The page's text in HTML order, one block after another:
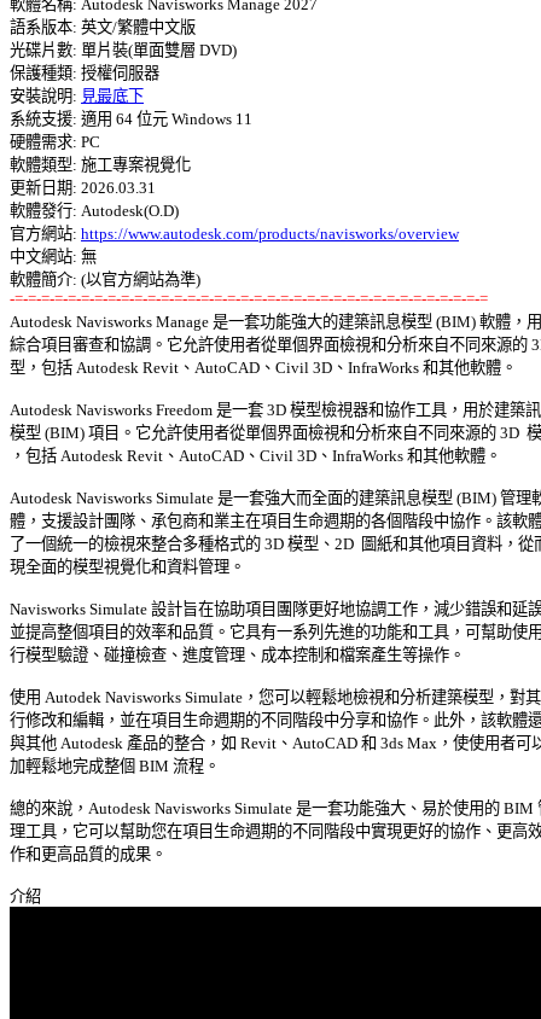
軟體名稱: Autodesk Navisworks Manage 2027
語系版本: 英文/繁體中文版
光碟片數: 單片裝(單面雙層 DVD)
保護種類: 授權伺服器
安裝說明: 見最底下
系統支援: 適用 64 位元 Windows 11
硬體需求: PC
軟體類型: 施工專案視覺化
更新日期: 2026.03.31
軟體發行: Autodesk(O.D)
官方網站: https://www.autodesk.com/products/navisworks/overview
中文網站: 無
-=-=-=-=-=-=-=-=-=-=-=-=-=-=-=-=-=-=-=-=-=-=-=-=-=-=-=-=-=-=-=-=-=-=-=-=
Autodesk Navisworks Manage 是一套功能強大的建築訊息模型 (BIM) 軟體，
綜合項目審查和協調。它允許使用者從單個界面檢視和分析來自不同來源的
型，包括 Autodesk Revit、AutoCAD、Civil 3D、InfraWorks 和其他軟體。
Autodesk Navisworks Freedom 是一套 3D 模型檢視器和協作工具，用於建築
模型 (BIM) 項目。它允許使用者從單個界面檢視和分析來自不同來源的 3D
，包括 Autodesk Revit、AutoCAD、Civil 3D、InfraWorks 和其他軟體。
Autodesk Navisworks Simulate 是一套強大而全面的建築訊息模型 (BIM) 管理
體，支援設計團隊、承包商和業主在項目生命週期的各個階段中協作。該軟
了一個統一的檢視來整合多種格式的 3D 模型、2D  圖紙和其他項目資料，從
現全面的模型視覺化和資料管理。
Navisworks Simulate 設計旨在協助項目團隊更好地協調工作，減少錯誤和延
並提高整個項目的效率和品質。它具有一系列先進的功能和工具，可幫助使
行模型驗證、碰撞檢查、進度管理、成本控制和檔案產生等操作。
使用 Autodek Navisworks Simulate，您可以輕鬆地檢視和分析建築模型，對
行修改和編輯，並在項目生命週期的不同階段中分享和協作。此外，該軟體
與其他 Autodesk 產品的整合，如 Revit、AutoCAD 和 3ds Max，使使用者可
加輕鬆地完成整個 BIM 流程。
總的來說，Autodesk Navisworks Simulate 是一套功能強大、易於使用的 BIM
理工具，它可以幫助您在項目生命週期的不同階段中實現更好的協作、更高
作和更高品質的成果。